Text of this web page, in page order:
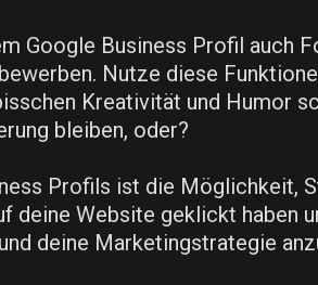
Google Business Profil auch
Nutze diese
Kreativität und Humor
bleiben, oder?
Profils ist die Möglichkeit,
Website geklickt haben
deine Marketingstrategie